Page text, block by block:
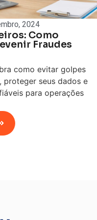
2024
Como
Fraudes
como evitar golpes
proteger seus dados e
para operações